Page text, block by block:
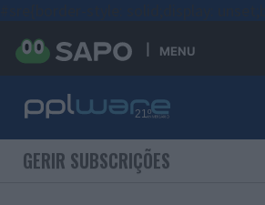
MENU
GERIR SUBSCRIÇÕES